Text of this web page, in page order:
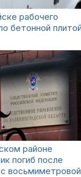
рабочего
бетонной
районе
погиб после
восьмиметровой